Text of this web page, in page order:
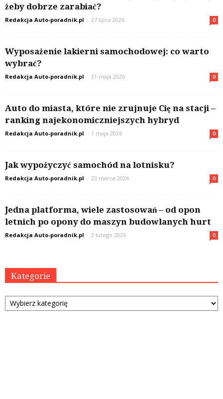
żeby dobrze zarabiać?
Redakcja Auto-poradnik.pl - 27 lipca 2026 0
Wyposażenie lakierni samochodowej: co warto
wybrać?
Redakcja Auto-poradnik.pl - 31 maja 2026 0
Auto do miasta, które nie zrujnuje Cię na stacji –
ranking najekonomiczniejszych hybryd
Redakcja Auto-poradnik.pl - 1 maja 2026 0
Jak wypożyczyć samochód na lotnisku?
Redakcja Auto-poradnik.pl - 23 marca 2026 0
Jedna platforma, wiele zastosowań – od opon
letnich po opony do maszyn budowlanych hurt
Redakcja Auto-poradnik.pl - 2 lutego 2026 0
Kategorie
Kategorie